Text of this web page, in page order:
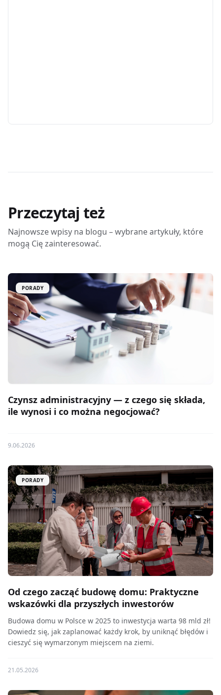
Przeczytaj też
Najnowsze wpisy na blogu – wybrane artykuły, które
mogą Cię zainteresować.
PORADY
Czynsz administracyjny — z czego się składa,
ile wynosi i co można negocjować?
9.06.2026
PORADY
Od czego zacząć budowę domu: Praktyczne
wskazówki dla przyszłych inwestorów
Budowa domu w Polsce w 2025 to inwestycja warta 98 mld zł!
Dowiedz się, jak zaplanować każdy krok, by uniknąć błędów i
cieszyć się wymarzonym miejscem na ziemi.
21.05.2026